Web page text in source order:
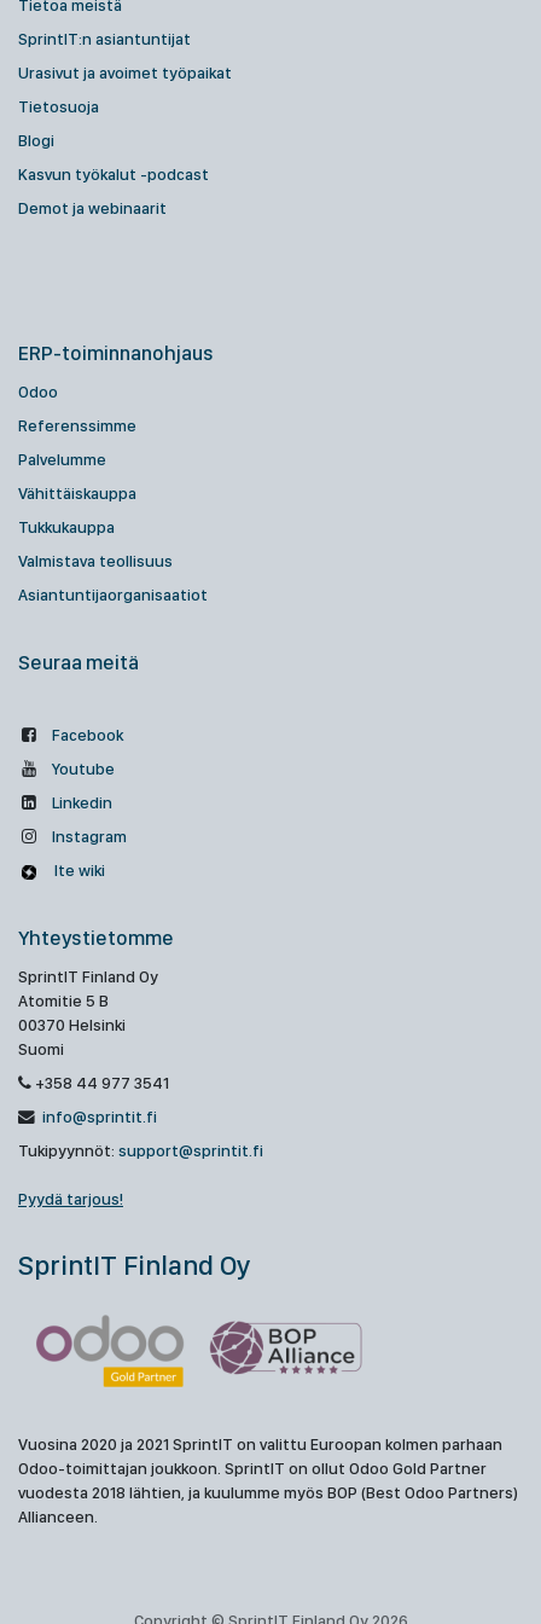
Tietoa meistä
SprintIT:n asiantuntijat
Urasivut ja avoimet työpaikat
Tietosuoja
Blogi
Kasvun työkalut -podcast
Demot ja webinaarit
ERP-toiminnanohjaus
Odoo
Referenssimme
Palvelumme
Vähittäiskauppa
Tukkukauppa
Valmistava teollisuus
Asiantuntijaorganisaatiot
Seuraa meitä
Facebook
Youtube
Linkedin
Instagram
Ite wiki
Yhteystietomme
SprintIT Finland Oy
Atomitie 5 B
00370 Helsinki
Suomi
+358 44 977 3541
info@sprintit.fi
Tukipyynnöt: support@sprintit.fi
Pyydä tarjous!
SprintIT Finland Oy
Vuosina 2020 ja 2021 SprintIT on valittu Euroopan kolmen parhaan
Odoo-toimittajan joukkoon. SprintIT on ollut Odoo Gold Partner
vuodesta 2018 lähtien, ja kuulumme myös BOP (Best Odoo Partners)
Allianceen.
Copyright © SprintIT Finland Oy 2026